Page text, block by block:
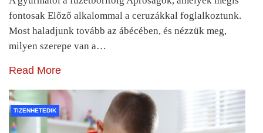
fontosak Előző alkalommal a ceruzákkal foglalkoztunk.
Most haladjunk tovább az ábécében, és nézzük meg,
milyen szerepe van a…
Read More
TIZENHETEDIK